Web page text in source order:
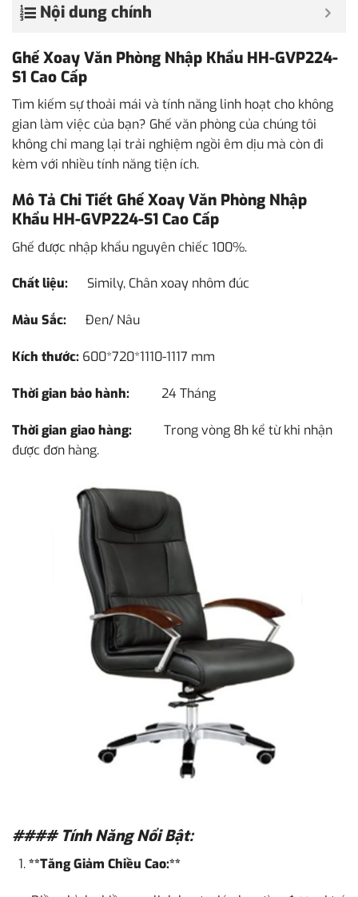
Nội dung chính
Ghế Xoay Văn Phòng Nhập Khẩu HH-GVP224-
S1 Cao Cấp
Tìm kiếm sự thoải mái và tính năng linh hoạt cho không
gian làm việc của bạn? Ghế văn phòng của chúng tôi
không chỉ mang lại trải nghiệm ngồi êm dịu mà còn đi
kèm với nhiều tính năng tiện ích.
Mô Tả Chi Tiết Ghế Xoay Văn Phòng Nhập
Khẩu HH-GVP224-S1 Cao Cấp
Ghế được nhập khẩu nguyên chiếc 100%.
Chất liệu: Simily, Chân xoay nhôm đúc
Màu Sắc: Đen/ Nâu
Kích thước: 600*720*1110-1117 mm
Thời gian bảo hành: 24 Tháng
Thời gian giao hàng: Trong vòng 8h kể từ khi nhận
được đơn hàng.
#### Tính Năng Nổi Bật:
**Tăng Giảm Chiều Cao:**